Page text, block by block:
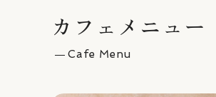
カフェメニュー
Cafe Menu